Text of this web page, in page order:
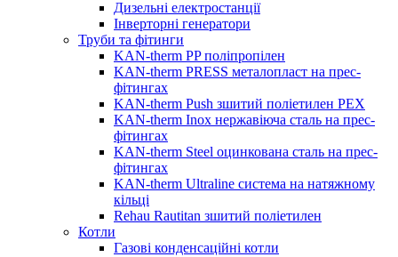
Дизельні електростанції
Інверторні генератори
Труби та фітинги
KAN-therm PP поліпропілен
KAN-therm PRESS металопласт на прес-
фітингах
KAN-therm Push зшитий поліетилен PEX
KAN-therm Inox нержавіюча сталь на прес-
фітингах
KAN-therm Steel оцинкована сталь на прес-
фітингах
KAN-therm Ultraline система на натяжному
кільці
Rehau Rautitan зшитий поліетилен
Котли
Газові конденсаційні котли